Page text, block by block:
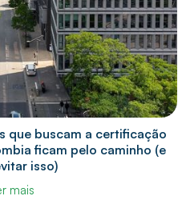
que buscam a certificação
ficam pelo caminho (e
isso)
mais